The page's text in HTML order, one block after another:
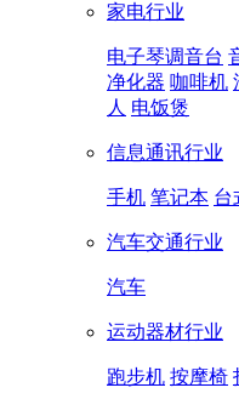
家电行业
电子琴调音台
净化器 咖啡机
人 电饭煲
信息通讯行业
手机 笔记本 台
汽车交通行业
汽车
运动器材行业
跑步机 按摩椅